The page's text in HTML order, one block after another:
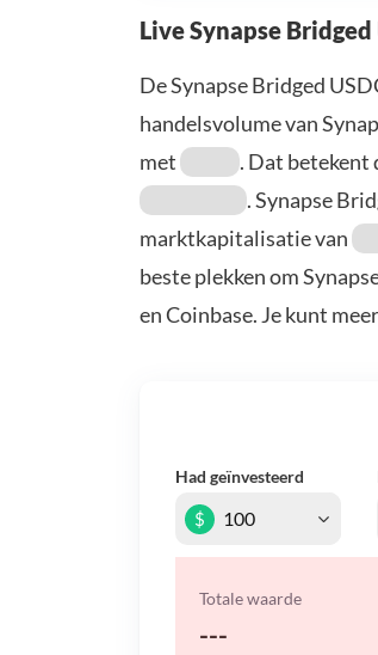
Live Synapse
De Synapse Bridged
handelsvolume van
met
. Dat betekent
. Synapse
marktkapitalisatie van
beste plekken om
en Coinbase. Je kunt
Had geïnvesteerd
$
Totale waarde
---